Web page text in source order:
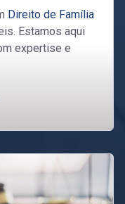
Direito de Família
Estamos aqui
expertise e